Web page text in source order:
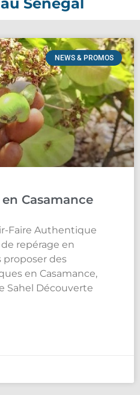
NEWS & PROMOS
Casamance
Faire Authentique
repérage en
proposer des
en Casamance,
Sahel Découverte